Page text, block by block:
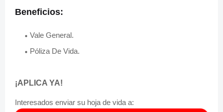
Beneficios:
Vale General.
Póliza De Vida.
¡APLICA YA!
Interesados enviar su hoja de vida a: